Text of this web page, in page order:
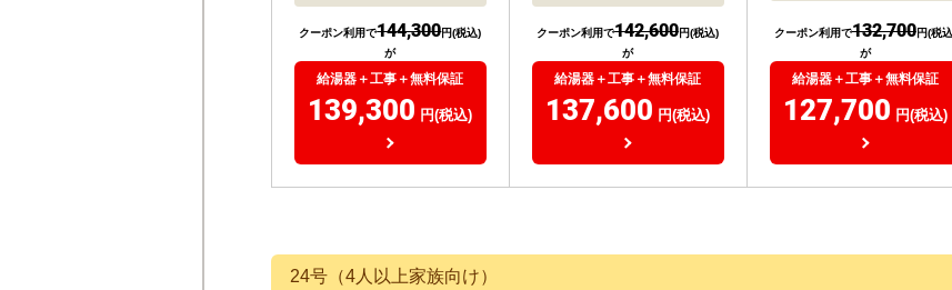
4.75 (4件)
20号都市ガス
オート
ボイスリモコン付属
エコジョーズ
139,300 円(税込)
5.00 (2件)
20号都市ガス
オート
ボイスリモコン付属
エコジョーズ
137,600
20号都市ガス
オート
ボイスリモコン付属
127,700